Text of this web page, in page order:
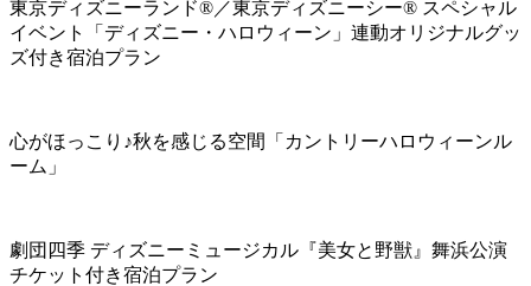
東京ディズニーランド®／東京ディズニーシー® スペシャル
イベント「ディズニー・ハロウィーン」連動オリジナルグッ
ズ付き宿泊プラン
心がほっこり♪秋を感じる空間「カントリーハロウィーンル
ーム」
劇団四季 ディズニーミュージカル『美女と野獣』舞浜公演
チケット付き宿泊プラン